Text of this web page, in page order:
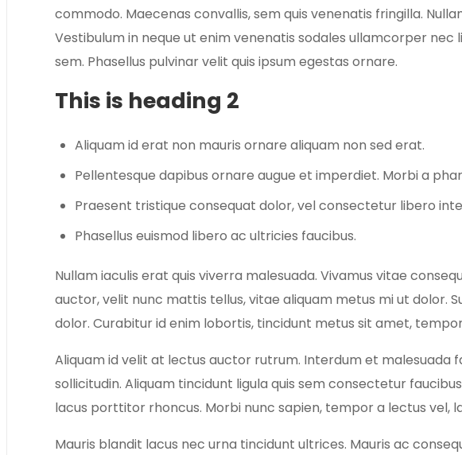
commodo. Maecenas convallis, sem quis venenatis fringilla.
Vestibulum in neque ut enim venenatis sodales ullamcorper
sem. Phasellus pulvinar velit quis ipsum egestas ornare.
This is heading 2
Aliquam id erat non mauris ornare aliquam non sed erat.
Pellentesque dapibus ornare augue et imperdiet. Morbi a
Praesent tristique consequat dolor, vel consectetur libero
Phasellus euismod libero ac ultricies faucibus.
Nullam iaculis erat quis viverra malesuada. Vivamus vitae
auctor, velit nunc mattis tellus, vitae aliquam metus mi ut dolor.
dolor. Curabitur id enim lobortis, tincidunt metus sit amet,
Aliquam id velit at lectus auctor rutrum. Interdum et malesuada
sollicitudin. Aliquam tincidunt ligula quis sem consectetur
lacus porttitor rhoncus. Morbi nunc sapien, tempor a lectus vel,
Mauris blandit lacus nec urna tincidunt ultrices. Mauris ac